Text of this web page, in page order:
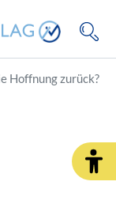
Hoffnung zurück?